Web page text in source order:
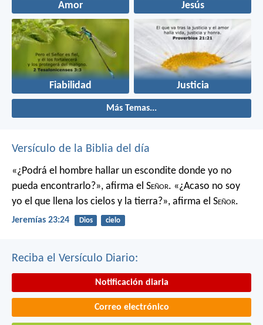
Amor Jesús
Fiabilidad Justicia
Más Temas...
Versículo de la Biblia del día
«¿Podrá el hombre hallar un escondite donde yo no
pueda encontrarlo?», afirma el Señor. «¿Acaso no soy
yo el que llena los cielos y la tierra?», afirma el Señor.
Jeremías 23:24 Dios cielo
Reciba el Versículo Diario:
Notificación diaria
Correo electrónico